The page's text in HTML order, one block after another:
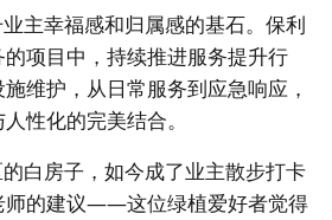
主幸福感和归属感的基石。保利
项目中，持续推进服务提升行
维护，从日常服务到应急响应，
性化的完美结合。
白房子，如今成了业主散步打卡
师的建议——这位绿植爱好者觉得